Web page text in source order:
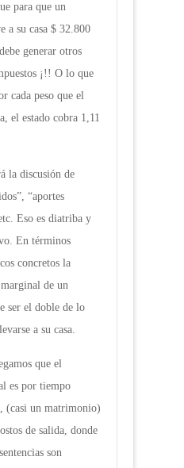
para que un
a su casa $ 32.800
generar otros
¡!! O lo que
cada peso que el
el estado cobra 1,11
la discusión de
“aportes
Eso es diatriba y
En términos
concretos la
de un
ser el doble de lo
a su casa.
que el
es por tiempo
(casi un matrimonio)
de salida, donde
son